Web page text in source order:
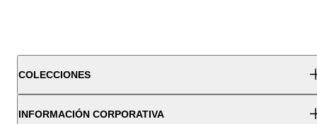
COLECCIONES
INFORMACIÓN CORPORATIVA